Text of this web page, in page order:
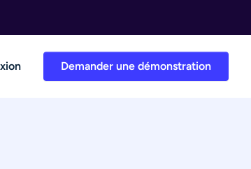
Demander une démonstration